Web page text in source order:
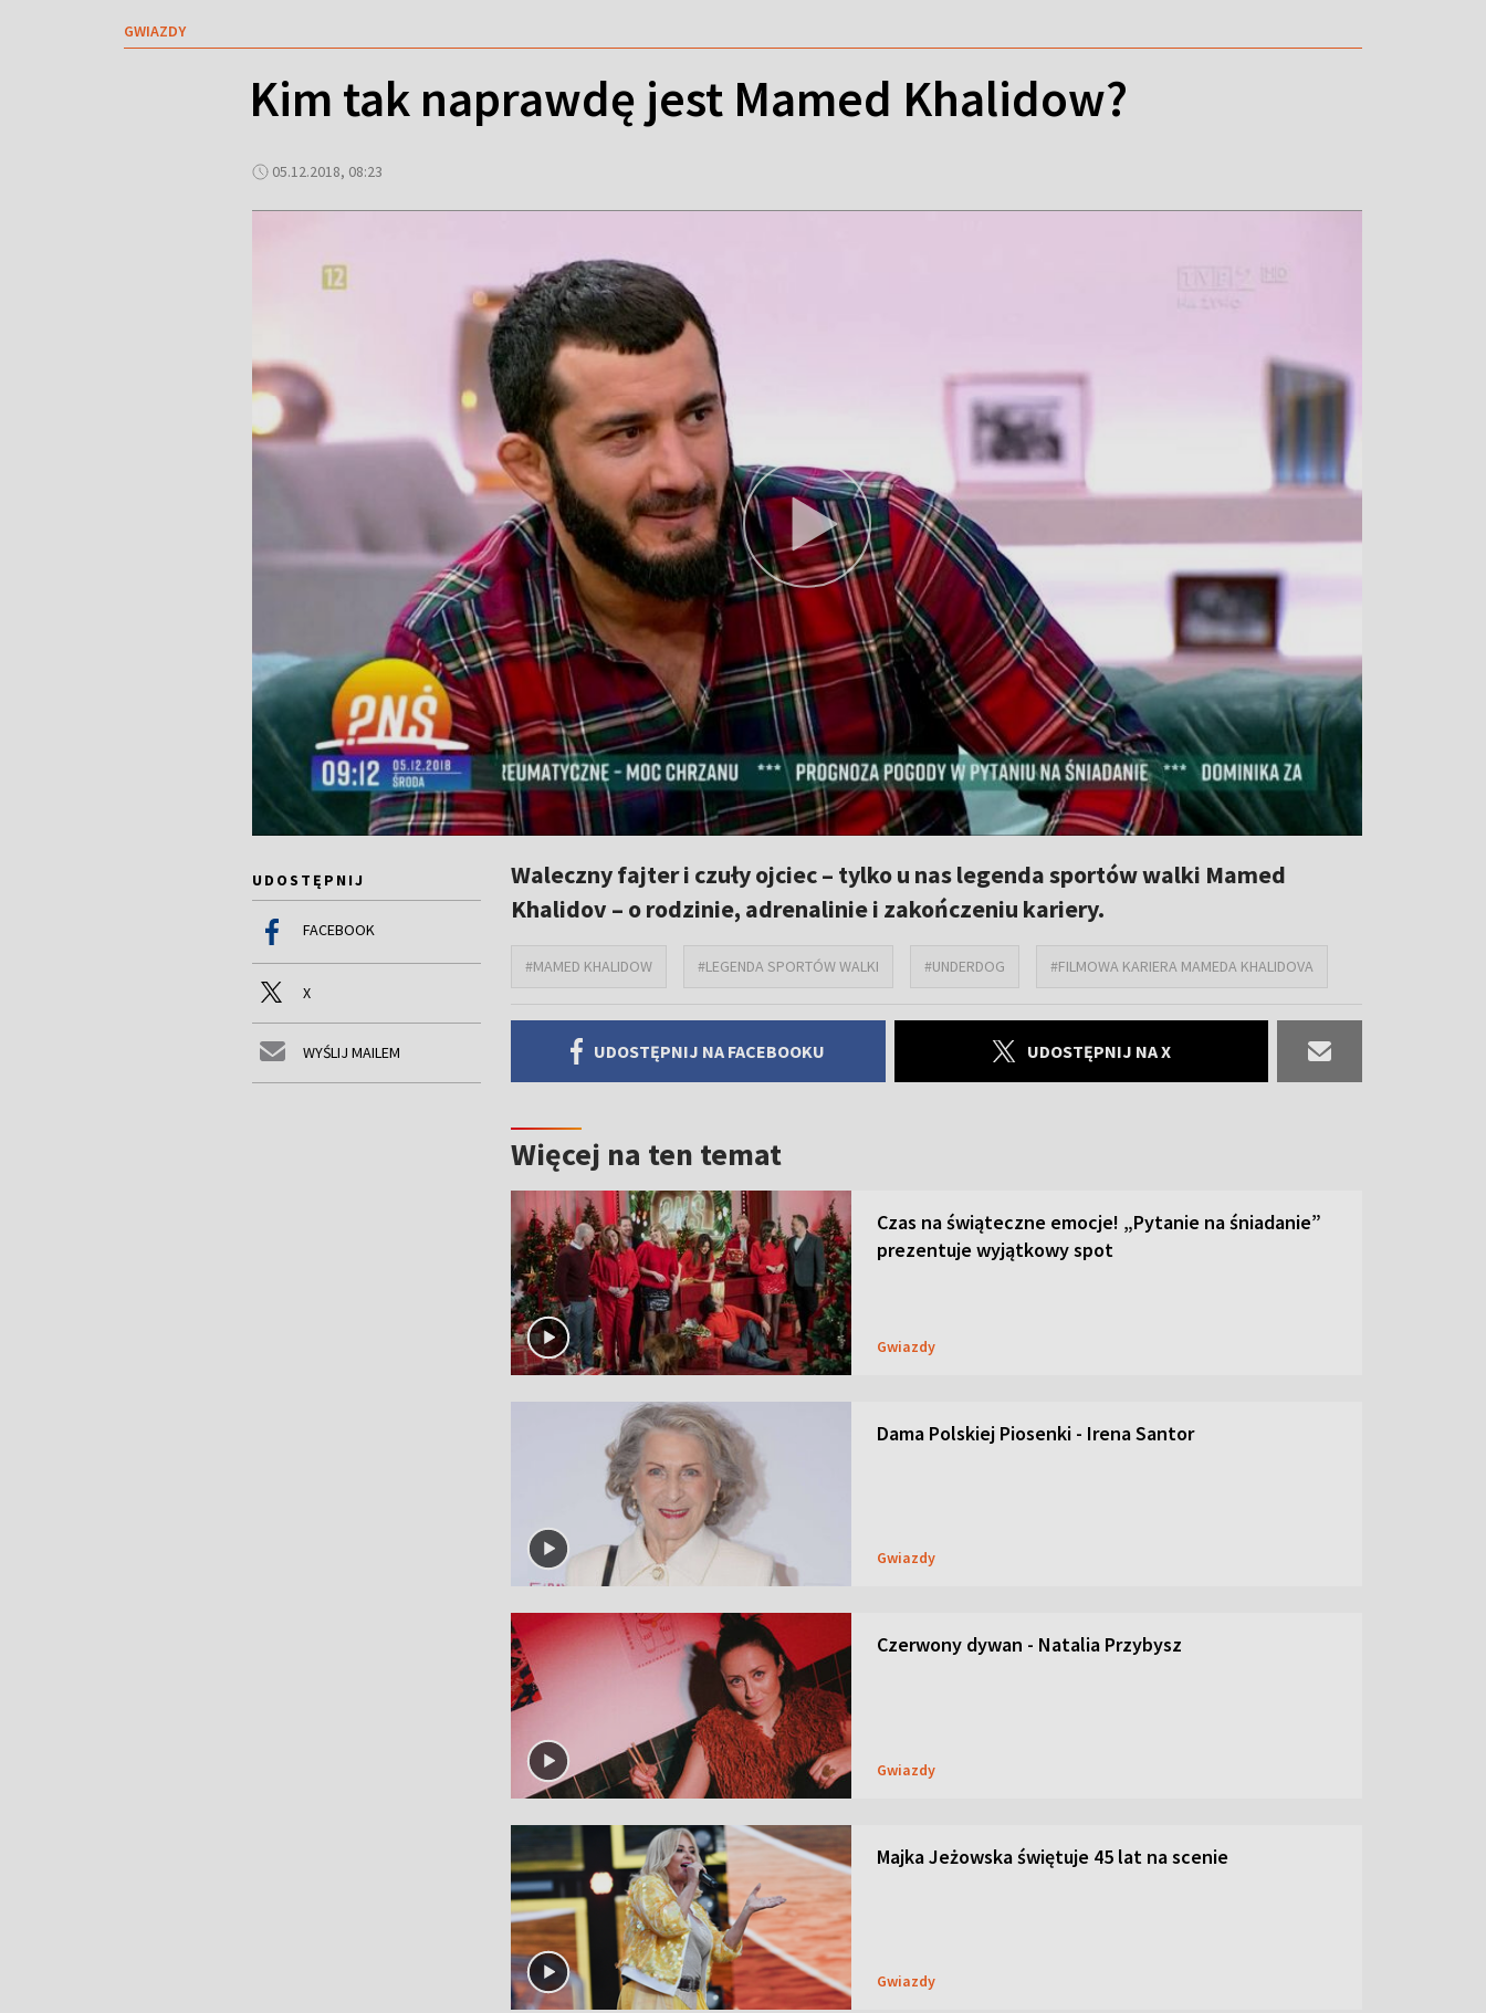
GWIAZDY
Kim tak naprawdę jest Mamed Khalidow?
05.12.2018, 08:23
UDOSTĘPNIJ
FACEBOOK
X
WYŚLIJ MAILEM
Waleczny fajter i czuły ojciec – tylko u nas legenda sportów walki Mamed
Khalidov – o rodzinie, adrenalinie i zakończeniu kariery.
#MAMED KHALIDOW #LEGENDA SPORTÓW WALKI #UNDERDOG #FILMOWA KARIERA MAMEDA KHALIDOVA
UDOSTĘPNIJ NA FACEBOOKU UDOSTĘPNIJ NA X
Więcej na ten temat
Czas na świąteczne emocje! „Pytanie na śniadanie”
prezentuje wyjątkowy spot
Gwiazdy
Dama Polskiej Piosenki - Irena Santor
Gwiazdy
Czerwony dywan - Natalia Przybysz
Gwiazdy
Majka Jeżowska świętuje 45 lat na scenie
Gwiazdy